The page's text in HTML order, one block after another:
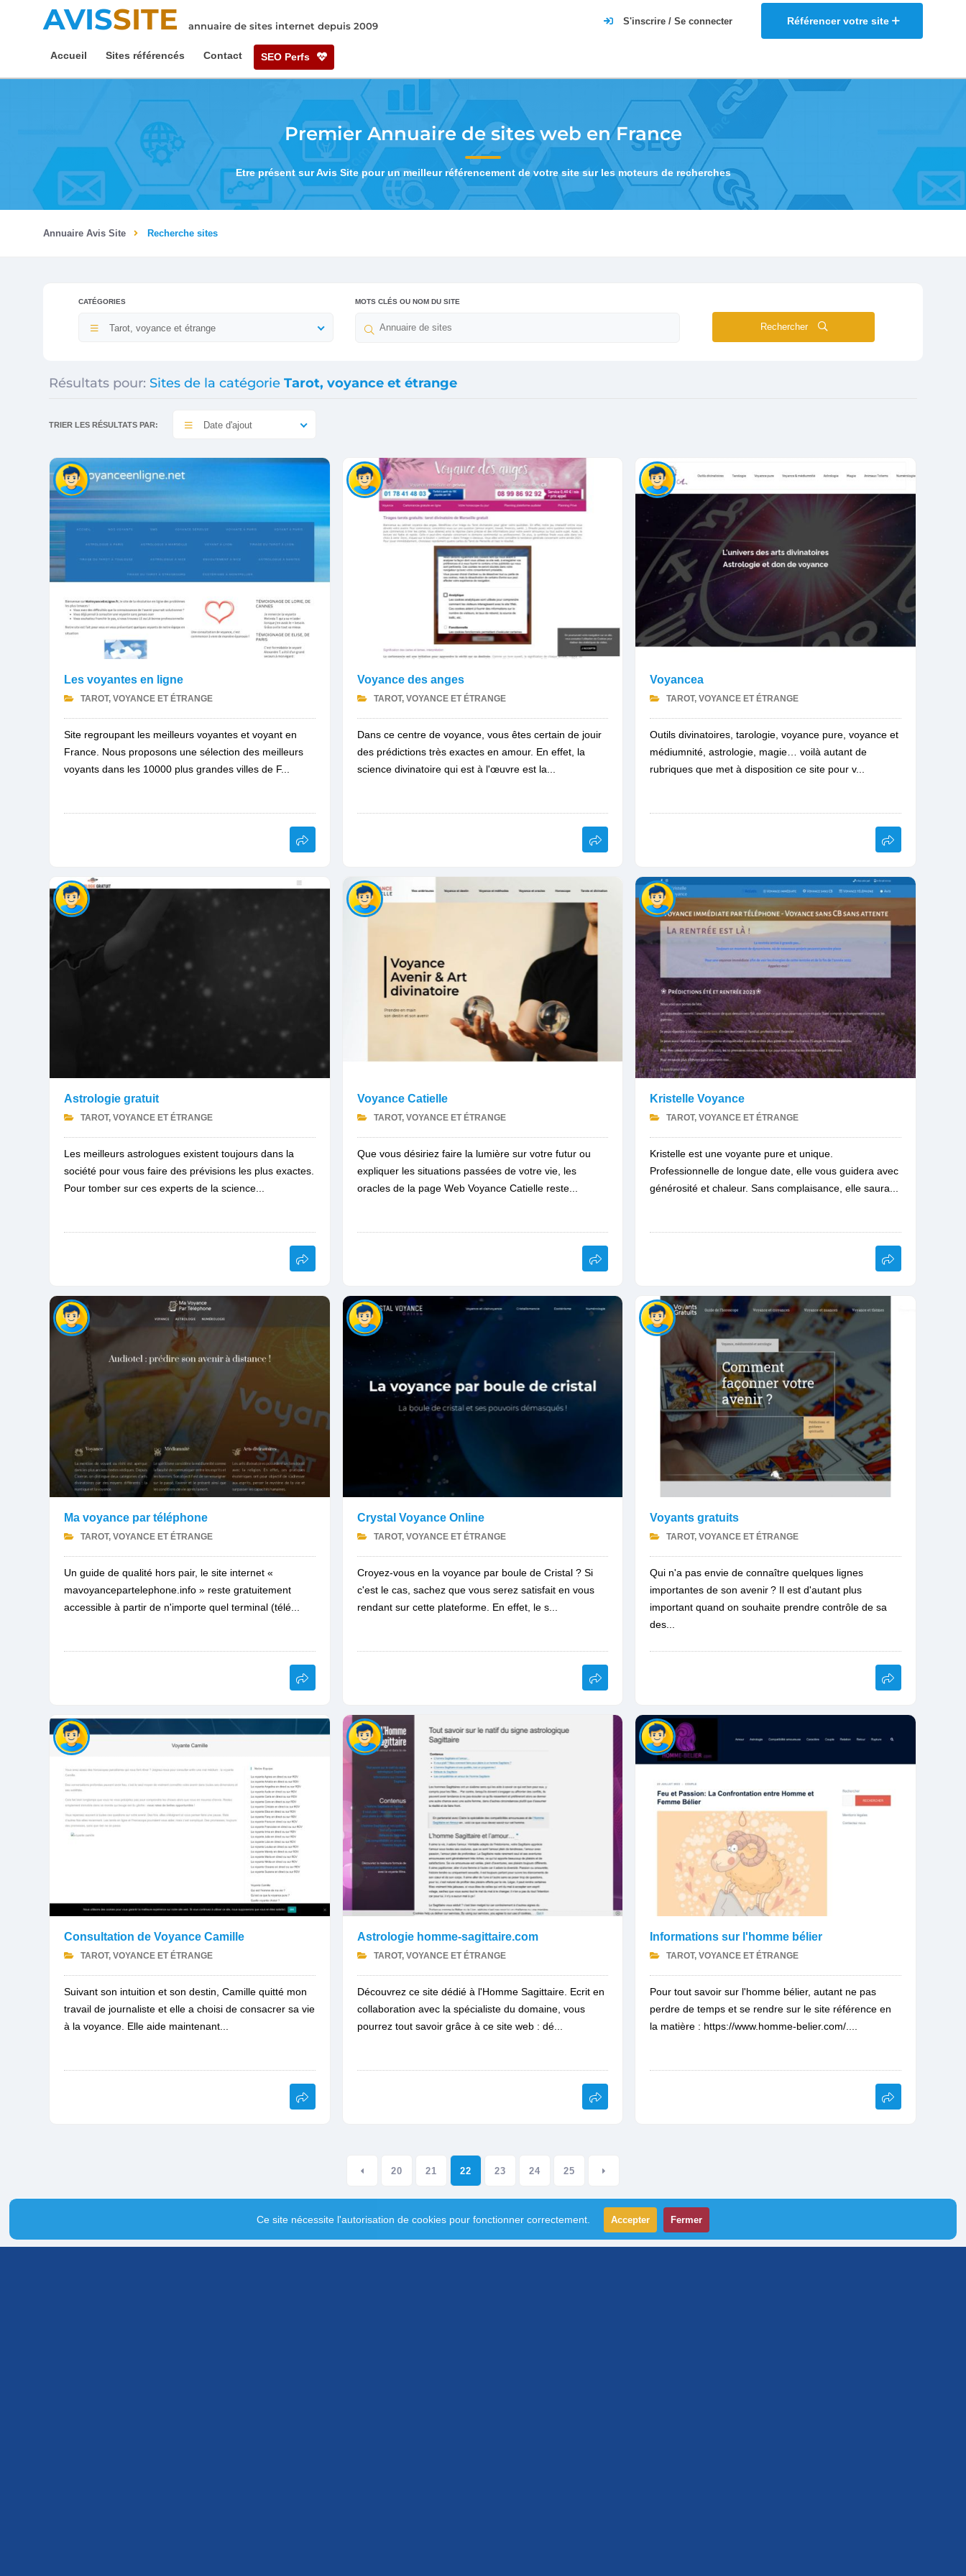
AVISSITE annuaire de sites internet depuis 2009 Référencer votre site
S'inscrire / Se connecter
Accueil Sites référencés Contact SEO Perfs
Premier Annuaire de sites web en France
Etre présent sur Avis Site pour un meilleur référencement de votre site sur les moteurs de recherches
Annuaire Avis Site Recherche sites
CATÉGORIES
Tarot, voyance et étrange
MOTS CLÉS OU NOM DU SITE
Rechercher
Résultats pour: Sites de la catégorie Tarot, voyance et étrange
TRIER LES RÉSULTATS PAR: Date d'ajout
Les voyantes en ligne
TAROT, VOYANCE ET ÉTRANGE
Site regroupant les meilleurs voyantes et voyant en
France. Nous proposons une sélection des meilleurs
voyants dans les 10000 plus grandes villes de F...
Voyance des anges
TAROT, VOYANCE ET ÉTRANGE
Dans ce centre de voyance, vous êtes certain de jouir
des prédictions très exactes en amour. En effet, la
science divinatoire qui est à l'œuvre est la...
Voyancea
TAROT, VOYANCE ET ÉTRANGE
Outils divinatoires, tarologie, voyance pure, voyance et
médiumnité, astrologie, magie… voilà autant de
rubriques que met à disposition ce site pour v...
Astrologie gratuit
TAROT, VOYANCE ET ÉTRANGE
Les meilleurs astrologues existent toujours dans la
société pour vous faire des prévisions les plus exactes.
Pour tomber sur ces experts de la science...
Voyance Catielle
TAROT, VOYANCE ET ÉTRANGE
Que vous désiriez faire la lumière sur votre futur ou
expliquer les situations passées de votre vie, les
oracles de la page Web Voyance Catielle reste...
Kristelle Voyance
TAROT, VOYANCE ET ÉTRANGE
Kristelle est une voyante pure et unique.
Professionnelle de longue date, elle vous guidera avec
générosité et chaleur. Sans complaisance, elle saura...
Ma voyance par téléphone
TAROT, VOYANCE ET ÉTRANGE
Un guide de qualité hors pair, le site internet «
mavoyancepartelephone.info » reste gratuitement
accessible à partir de n'importe quel terminal (télé...
Crystal Voyance Online
TAROT, VOYANCE ET ÉTRANGE
Croyez-vous en la voyance par boule de Cristal ? Si
c'est le cas, sachez que vous serez satisfait en vous
rendant sur cette plateforme. En effet, le s...
Voyants gratuits
TAROT, VOYANCE ET ÉTRANGE
Qui n'a pas envie de connaître quelques lignes
importantes de son avenir ? Il est d'autant plus
important quand on souhaite prendre contrôle de sa
des...
Consultation de Voyance Camille
TAROT, VOYANCE ET ÉTRANGE
Suivant son intuition et son destin, Camille quitté mon
travail de journaliste et elle a choisi de consacrer sa vie
à la voyance. Elle aide maintenant...
Astrologie homme-sagittaire.com
TAROT, VOYANCE ET ÉTRANGE
Découvrez ce site dédié à l'Homme Sagittaire. Ecrit en
collaboration avec la spécialiste du domaine, vous
pourrez tout savoir grâce à ce site web : dé...
Informations sur l'homme bélier
TAROT, VOYANCE ET ÉTRANGE
Pour tout savoir sur l'homme bélier, autant ne pas
perdre de temps et se rendre sur le site référence en
la matière : https://www.homme-belier.com/....
20 21 22 23 24 25
Ce site nécessite l'autorisation de cookies pour fonctionner correctement. Accepter Fermer